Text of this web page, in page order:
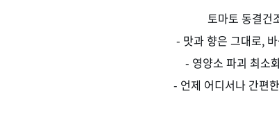
토마토 동결건
- 맛과 향은 그대로,
- 영양소 파괴 최소
- 언제 어디서나 간편